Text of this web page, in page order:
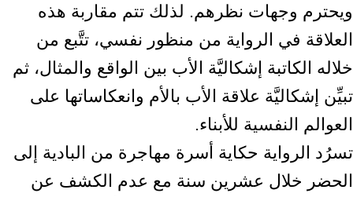
ويحترم وجهات نظرهم. لذلك تتم مقاربة هذه
العلاقة في الرواية من منظور نفسي، تتَّبع من
خلاله الكاتبة إشكاليَّة الأب بين الواقع والمثال، ثم
تبيِّن إشكاليَّة علاقة الأب بالأم وانعكاساتها على
العوالم النفسية للأبناء.
تسرُد الرواية حكاية أسرة مهاجرة من البادية إلى
الحضر خلال عشرين سنة مع عدم الكشف عن